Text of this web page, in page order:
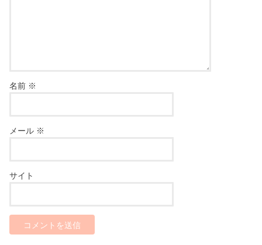
名前 ※
メール ※
サイト